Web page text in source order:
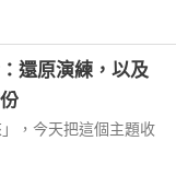
還原演練，以及
，今天把這個主題收